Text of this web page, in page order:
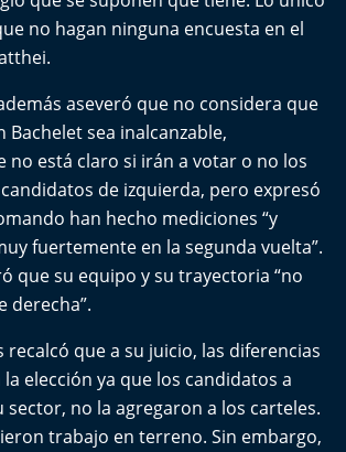
su parrilla
30 años
no hagan ninguna encuesta en el
aseveró que no considera que
Bachelet sea inalcanzable,
no está claro si irán a votar o no los
de izquierda, pero expresó
han hecho mediciones “y
fuertemente en la segunda vuelta”.
que su equipo y su trayectoria “no
derecha”.
recalcó que a su juicio, las diferencias
elección ya que los candidatos a
sector, no la agregaron a los carteles.
trabajo en terreno. Sin embargo,